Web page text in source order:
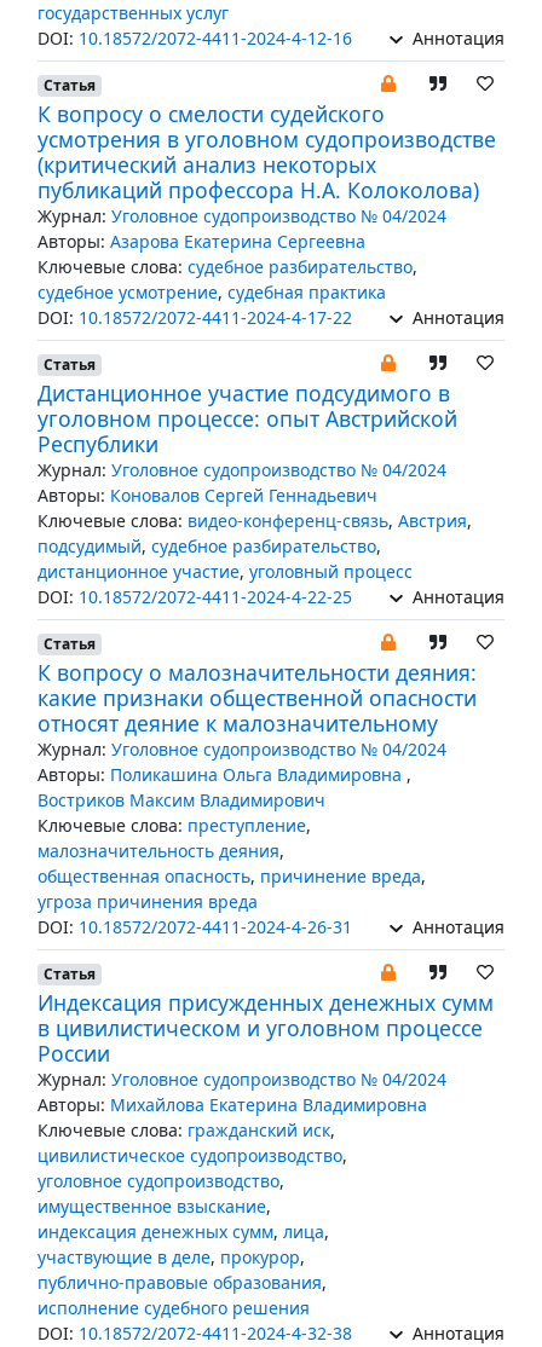
государственных услуг
DOI: 10.18572/2072-4411-2024-4-12-16 Аннотация
Статья
К вопросу о смелости судейского
усмотрения в уголовном судопроизводстве
(критический анализ некоторых
публикаций профессора Н.А. Колоколова)
Журнал: Уголовное судопроизводство № 04/2024
Авторы: Азарова Екатерина Сергеевна
Ключевые слова: судебное разбирательство,
судебное усмотрение, судебная практика
DOI: 10.18572/2072-4411-2024-4-17-22 Аннотация
Статья
Дистанционное участие подсудимого в
уголовном процессе: опыт Австрийской
Республики
Журнал: Уголовное судопроизводство № 04/2024
Авторы: Коновалов Сергей Геннадьевич
Ключевые слова: видео-конференц-связь, Австрия,
подсудимый, судебное разбирательство,
дистанционное участие, уголовный процесс
DOI: 10.18572/2072-4411-2024-4-22-25 Аннотация
Статья
К вопросу о малозначительности деяния:
какие признаки общественной опасности
относят деяние к малозначительному
Журнал: Уголовное судопроизводство № 04/2024
Авторы: Поликашина Ольга Владимировна ,
Востриков Максим Владимирович
Ключевые слова: преступление,
малозначительность деяния,
общественная опасность, причинение вреда,
угроза причинения вреда
DOI: 10.18572/2072-4411-2024-4-26-31 Аннотация
Статья
Индексация присужденных денежных сумм
в цивилистическом и уголовном процессе
России
Журнал: Уголовное судопроизводство № 04/2024
Авторы: Михайлова Екатерина Владимировна
Ключевые слова: гражданский иск,
цивилистическое судопроизводство,
уголовное судопроизводство,
имущественное взыскание,
индексация денежных сумм, лица,
участвующие в деле, прокурор,
публично-правовые образования,
исполнение судебного решения
DOI: 10.18572/2072-4411-2024-4-32-38 Аннотация